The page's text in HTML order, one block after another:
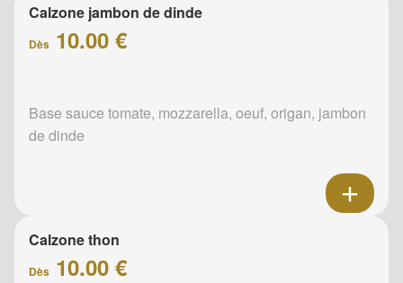
Calzone jambon de dinde
Dès 10.00 €
Base sauce tomate, mozzarella, oeuf, origan, jambon
de dinde
Calzone thon
Dès 10.00 €